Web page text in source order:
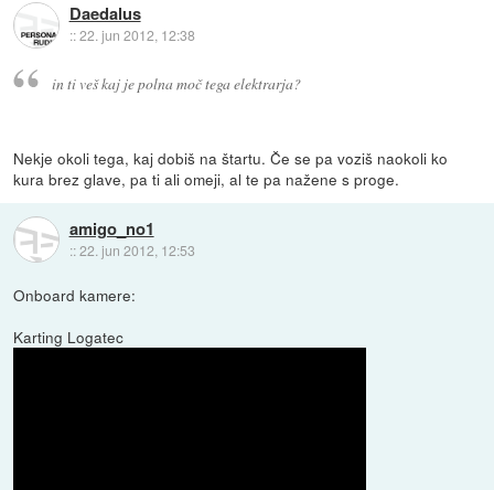
Daedalus
::22. jun 2012, 12:38
in ti veš kaj je polna moč tega elektrarja?
Nekje okoli tega, kaj dobiš na štartu. Če se pa voziš naokoli ko
kura brez glave, pa ti ali omeji, al te pa nažene s proge.
amigo_no1
::22. jun 2012, 12:53
Onboard kamere:
Karting Logatec